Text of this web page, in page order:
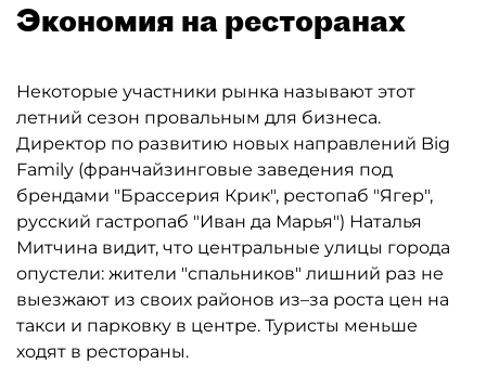
Экономия на ресторанах
Некоторые участники рынка называют этот
летний сезон провальным для бизнеса.
Директор по развитию новых направлений Big
Family (франчайзинговые заведения под
брендами "Брассерия Крик", рестопаб "Ягер",
русский гастропаб "Иван да Марья") Наталья
Митчина видит, что центральные улицы города
опустели: жители "спальников" лишний раз не
выезжают из своих районов из–за роста цен на
такси и парковку в центре. Туристы меньше
ходят в рестораны.